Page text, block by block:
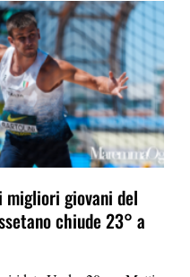
giovani del
chiude 23° a